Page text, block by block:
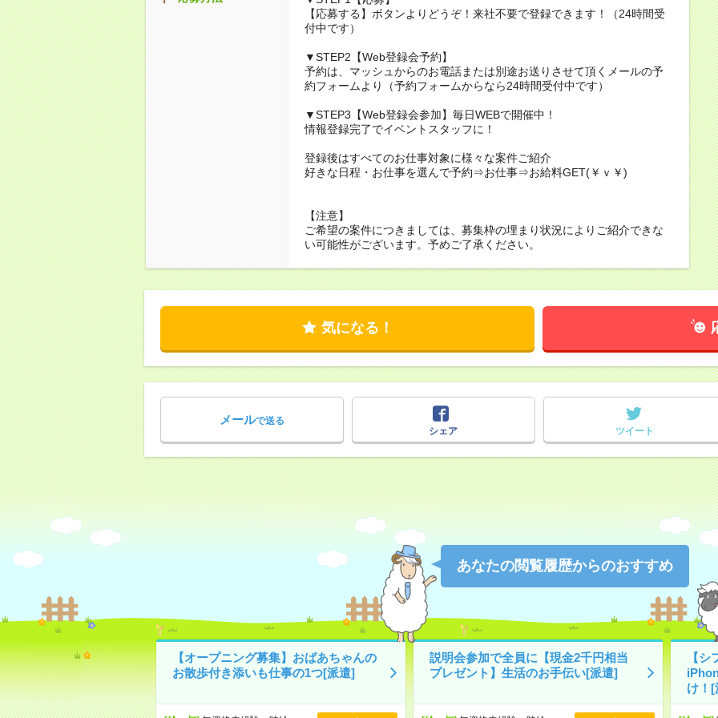
【応募する】ボタンよりどうぞ！来社不要で登録できます！（24時間受
付中です）
▼STEP2【Web登録会予約】
予約は、マッシュからのお電話または別途お送りさせて頂くメールの予
約フォームより（予約フォームからなら24時間受付中です）
▼STEP3【Web登録会参加】毎日WEBで開催中！
情報登録完了でイベントスタッフに！
登録後はすべてのお仕事対象に様々な案件ご紹介
好きな日程・お仕事を選んで予約⇒お仕事⇒お給料GET(￥ｖ￥)
【注意】
ご希望の案件につきましては、募集枠の埋まり状況によりご紹介できな
い可能性がございます。予めご了承ください。
気になる！
メールで送る
シェア
ツイート
あなたの閲覧履歴からのおすすめ
【オープニング募集】おばあちゃんの
お散歩付き添いも仕事の1つ[派遣]
説明会参加で全員に【現金2千円相当
プレゼント】生活のお手伝い[派遣]
【
け！[